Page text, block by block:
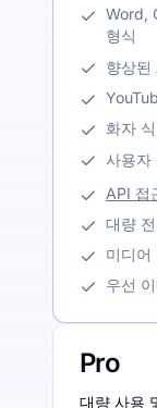
Word,
형식
향상된
화자
사용자
API 접
대량
미디어
우선
Pro
대량 사용